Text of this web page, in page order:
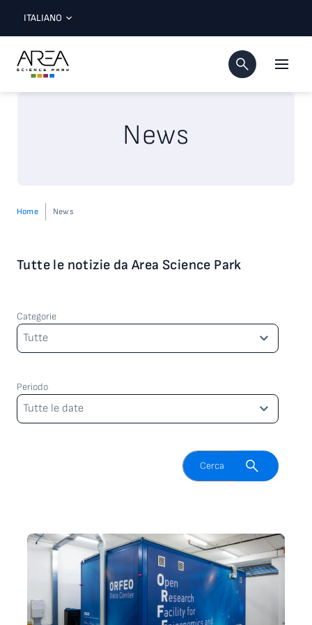
ITALIANO
News
Home News
Tutte le notizie da Area Science Park
Categorie
Categorie
Tutte
Periodo
Periodo
Tutte le date
Attiva il campo di ricerca